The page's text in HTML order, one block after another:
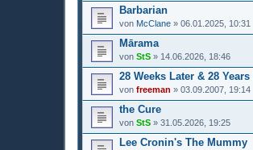
Barbarian
von McClane » 06.01.2025, 10:31
Mārama
von StS » 14.06.2026, 18:46
28 Weeks Later & 28
von freeman » 03.09.2007, 19:14
the Cure
von StS » 31.05.2026, 19:25
Lee Cronin's The Mummy